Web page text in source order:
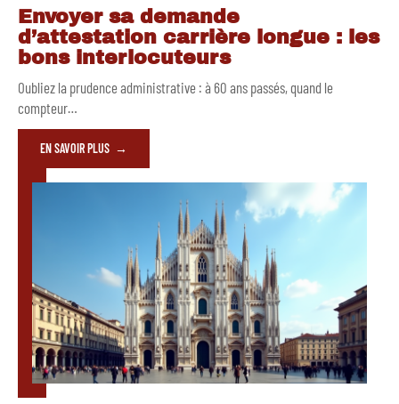
Envoyer sa demande
d’attestation carrière longue : les
bons interlocuteurs
Oubliez la prudence administrative : à 60 ans passés, quand le
compteur…
EN SAVOIR PLUS